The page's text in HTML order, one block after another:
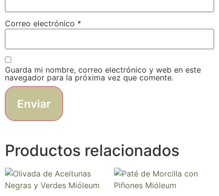
Correo electrónico *
Guarda mi nombre, correo electrónico y web en este
navegador para la próxima vez que comente.
Productos relacionados